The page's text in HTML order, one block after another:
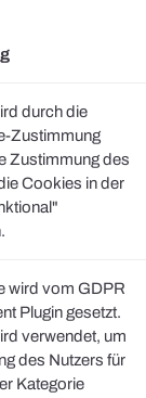
durch die
Zustimmung
Zustimmung des
Cookies in der
wird vom GDPR
Plugin gesetzt.
verwendet, um
des Nutzers für
Kategorie